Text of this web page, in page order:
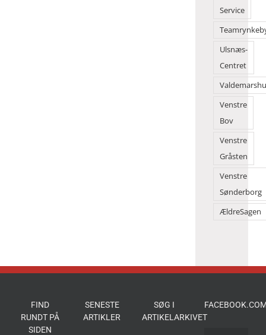
Service
Ulsnæs-
Centret
Venstre
Bov
Venstre
Gråsten
Venstre
Sønderborg
ÆldreSagen
FIND
RUNDT PÅ
SIDEN
SENESTE
ARTIKLER
SØG I
ARTIKELARKIVET